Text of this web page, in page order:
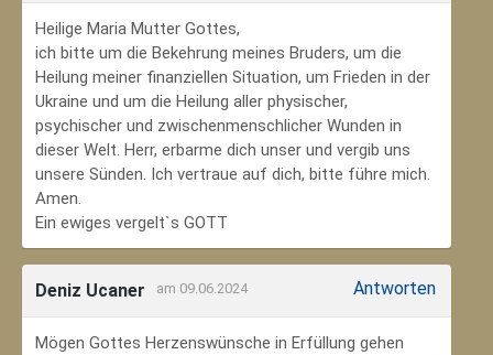
Heilige Maria Mutter Gottes,
ich bitte um die Bekehrung meines Bruders, um die
Heilung meiner finanziellen Situation, um Frieden in der
Ukraine und um die Heilung aller physischer,
psychischer und zwischenmenschlicher Wunden in
dieser Welt. Herr, erbarme dich unser und vergib uns
unsere Sünden. Ich vertraue auf dich, bitte führe mich.
Amen.
Ein ewiges vergelt`s GOTT
Deniz Ucaner am 09.06.2024 Antworten
Mögen Gottes Herzenswünsche in Erfüllung gehen